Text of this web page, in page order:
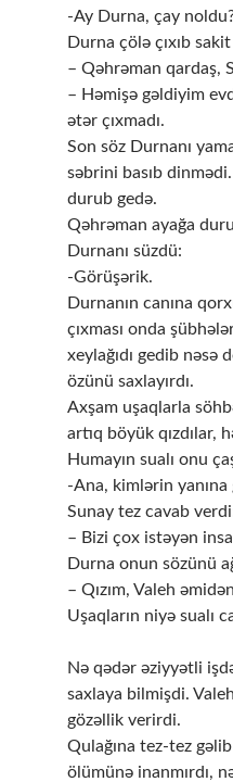
-Ay Durna, çay
Durna çölə çıxıb
– Qəhrəman qardaş,
– Həmişə gəldiyim
ətər çıxmadı.
Son söz Durnanı
səbrini basıb
durub gedə.
Qəhrəman ayağa
Durnanı süzdü:
-Görüşərik.
Durnanın canına
çıxması onda
xeylağıdı gedib nəsə
özünü saxlayırdı.
Axşam uşaqlarla
artıq böyük qızdılar,
Humayın sualı onu
-Ana, kimlərin yanına
Sunay tez cavab
– Bizi çox istəyən
Durna onun sözünü
– Qızım, Valeh
Uşaqların niyə sualı
Nə qədər əziyyətli
saxlaya bilmişdi.
gözəllik verirdi.
Qulağına tez-tez
ölümünə inanmırdı,